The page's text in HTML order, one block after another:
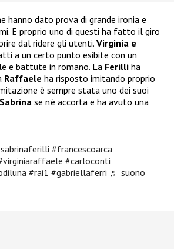
hanno dato prova di grande ironia e
E proprio uno di questi ha fatto il giro
dal ridere gli utenti. Virginia e
a un certo punto esibite con un
e battute in romano. La Ferilli ha
Raffaele ha risposto imitando proprio
è sempre stata uno dei suoi
Sabrina se n’è accorta e ha avuto una
#francescoarca
#carloconti
#rai1 #gabriellaferri ♬ suono